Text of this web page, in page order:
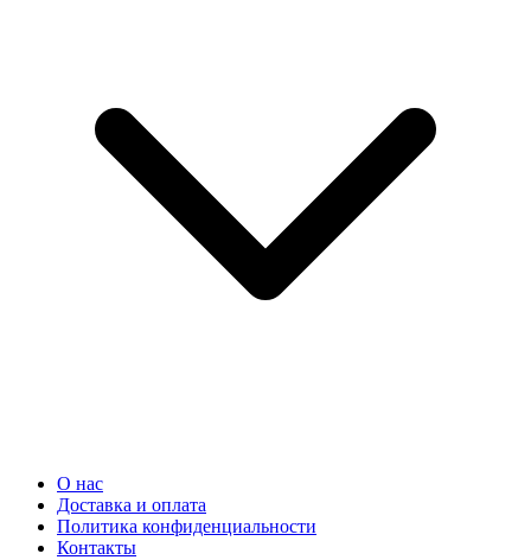
О нас
Доставка и оплата
Политика конфиденциальности
Контакты